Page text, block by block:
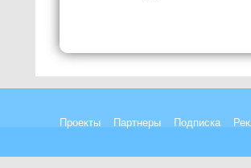
Проекты Партнеры Подписка